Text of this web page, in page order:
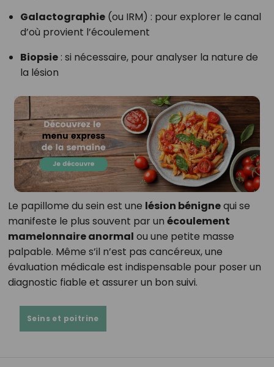
Galactographie(ou IRM) : pour explorer le canal
d’où provient l’écoulement
Biopsie: si nécessaire, pour analyser la nature de
la lésion
Le papillome du sein est une lésion bénignequi se
manifeste le plus souvent par un écoulement
mamelonnaire anormal ou une petite masse
palpable. Même s’il n’est pas cancéreux, une
évaluation médicale est indispensable pour poser un
diagnostic fiable et assurer un bon suivi.
Seins et poitrine